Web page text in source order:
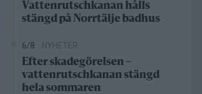
Vattenrutschkanan hålls
stängd på Norrtälje badhus
6/8 NYHETER
Efter skadegörelsen –
vattenrutschkanan stängd
hela sommaren